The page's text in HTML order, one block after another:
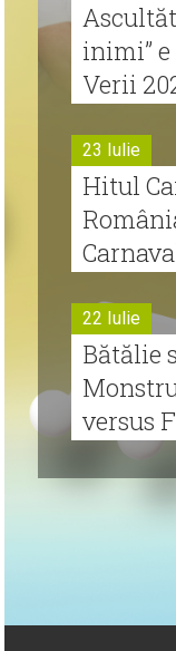
inimi”
Verii
23 Iulie
Hitul
22 Iulie
Bătălie
versus
21 Iulie